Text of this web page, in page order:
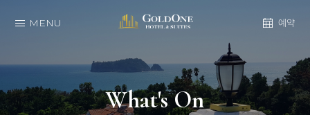
MENU 예약
What's On